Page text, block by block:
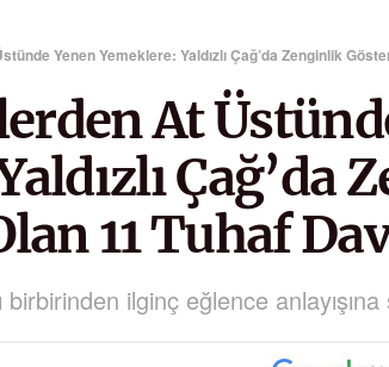
Yenen Yemeklere: Yaldızlı Çağ’da Zenginlik
At
Çağ’da
11 Tuhaf
birbirinden ilginç eğlence